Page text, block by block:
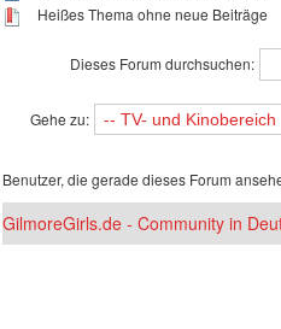
Heißes Thema ohne neue Beiträge
Dieses Forum durchsuchen:
Gehe zu:
Benutzer, die gerade dieses Forum
GilmoreGirls.de - Community in